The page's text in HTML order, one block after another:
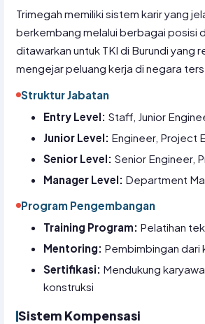
Trimegah memiliki sistem karir yang
berkembang melalui berbagai posisi
ditawarkan untuk TKI di Burundi
mengejar peluang kerja di negara
Struktur Jabatan
Entry Level: Staff, Junior
Junior Level: Engineer, Project
Senior Level: Senior Engineer,
Manager Level: Department
Program Pengembangan
Training Program: Pelatihan
Mentoring: Pembimbingan dari
Sertifikasi: Mendukung
konstruksi
Sistem Kompensasi